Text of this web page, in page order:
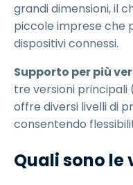
grandi dimensioni, il
piccole imprese che
dispositivi connessi.
Supporto per più
tre versioni principali
offre diversi livelli di
consentendo
Quali sono le